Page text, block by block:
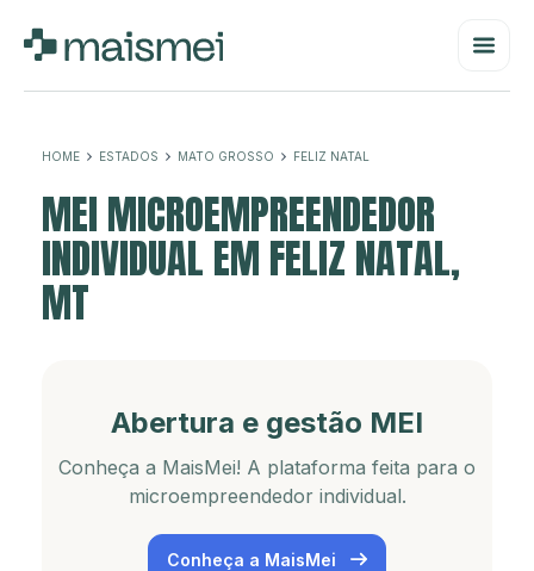
HOME ESTADOS MATO GROSSO FELIZ NATAL
MEI MICROEMPREENDEDOR
INDIVIDUAL EM FELIZ NATAL,
MT
Abertura e gestão MEI
Conheça a MaisMei! A plataforma feita para o
microempreendedor individual.
Conheça a MaisMei